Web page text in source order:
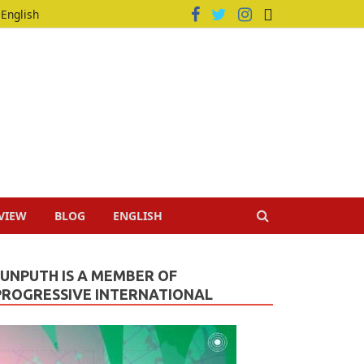
English
BLOG ENGLISH
IS A MEMBER OF
INTERNATIONAL